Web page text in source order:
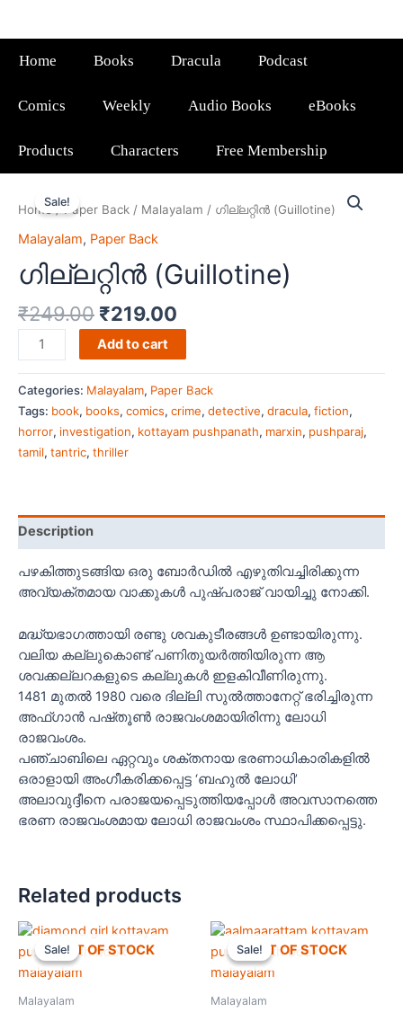
Home Books Dracula Podcast
Comics Weekly Audio Books eBooks
Products Characters Free Membership
Sale!
Home/Paper Back / Malayalam / ഗില്ലറ്റിൻ (Guillotine)
Malayalam, Paper Back
ഗില്ലറ്റിൻ (Guillotine)
₹249.00 ₹219.00
Add to cart
Categories: Malayalam, Paper Back
Tags: book, books, comics, crime, detective, dracula, fiction,
horror, investigation, kottayam pushpanath, marxin, pushparaj,
tamil, tantric, thriller
Description
പഴകിത്തുടങ്ങിയ ഒരു ബോർഡിൽ എഴുതിവച്ചിരിക്കുന്ന
അവ്യക്തമായ വാക്കുകൾ പുഷ്‌പരാജ് വായിച്ചു നോക്കി.
മദ്ധ്യഭാഗത്തായി രണ്ടു ശവകുടീരങ്ങൾ ഉണ്ടായിരുന്നു.
വലിയ കല്ലുകൊണ്ട് പണിതുയർത്തിയിരുന്ന ആ
ശവക്കല്ലറകളുടെ കല്ലുകൾ ഇളകിവീണിരുന്നു.
1481 മുതൽ 1980 വരെ ദില്ലി സുൽത്താനേറ്റ് ഭരിച്ചിരുന്ന
അഫ്ഗാൻ പഷ്‌തൂൺ രാജവംശമായിരിന്നു ലോധി
രാജവംശം.
പഞ്ചാബിലെ ഏറ്റവും ശക്തനായ ഭരണാധികാരികളിൽ
ഒരാളായി അംഗീകരിക്കപ്പെട്ട ‘ബഹുൽ ലോധി’
അലാവുദ്ദീനെ പരാജയപ്പെടുത്തിയപ്പോൾ അവസാനത്തെ
ഭരണ രാജവംശമായ ലോധി രാജവംശം സ്ഥാപിക്കപ്പെട്ടു.
Related products
Sale!OUT OF STOCK
Sale!
Malayalam
Sale!OUT OF STOCK
Sale!
Malayalam